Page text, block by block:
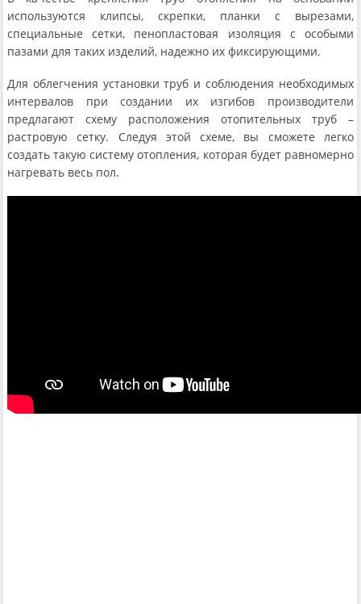
используются клипсы, скрепки, планки с вырезами,
специальные сетки, пенопластовая изоляция с особыми
пазами для таких изделий, надежно их фиксирующими.
Для облегчения установки труб и соблюдения необходимых
интервалов при создании их изгибов производители
предлагают схему расположения отопительных труб –
растровую сетку. Следуя этой схеме, вы сможете легко
создать такую систему отопления, которая будет равномерно
нагревать весь пол.